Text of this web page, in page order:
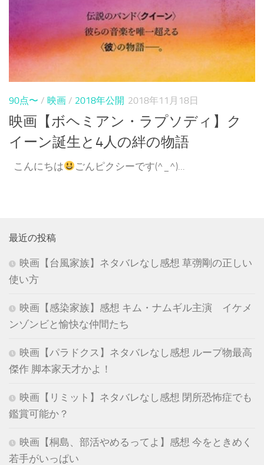
90点〜 / 映画 / 2018年公開 2018年11月18日
映画【ボヘミアン・ラプソディ】ク
イーン誕生と4人の絆の物語
こんにちは ごんピクシーです(^_^)...
最近の投稿
映画【台風家族】ネタバレなし感想 草彅剛の正しい
使い方
映画【感染家族】感想 キム・ナムギル主演 イケメ
ンゾンビと愉快な仲間たち
映画【パラドクス】ネタバレなし感想 ループ物最高
傑作 脚本家天才かよ！
映画【リミット】ネタバレなし感想 閉所恐怖症でも
鑑賞可能か？
映画【桐島、部活やめるってよ】感想 今をときめく
若手がいっぱい